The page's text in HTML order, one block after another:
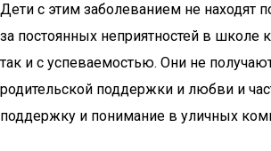
Дети с этим заболеванием не находят
за постоянных неприятностей в школе
так и с успеваемостью. Они не
родительской поддержки и любви и
поддержку и понимание в уличных